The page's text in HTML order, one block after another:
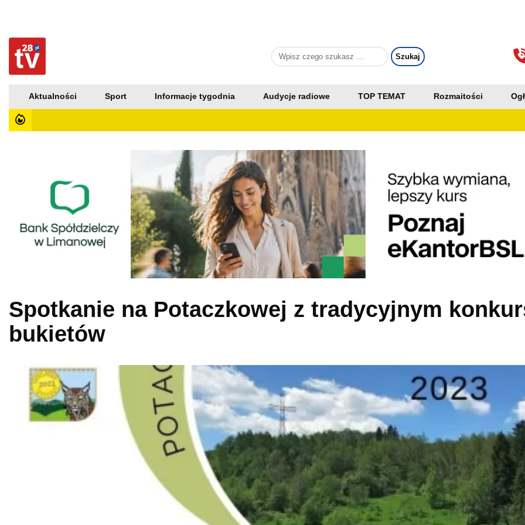
Aktualności Sport Informacje tygodnia Audycje radiowe TOP TEMAT Rozmaitości
Spotkanie na Potaczkowej z tradycyjnym
bukietów